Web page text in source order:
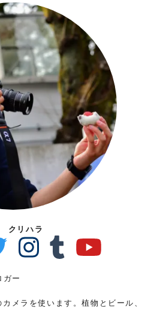
クリハラ
ー
メラを使います。植物とビール、